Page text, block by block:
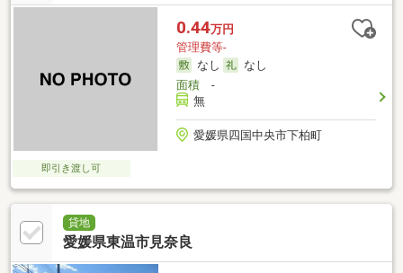
0.44万円
管理費等-
なし
なし
面積-
無
愛媛県四国中央市下柏町
即引き渡し可
貸地
愛媛県東温市見奈良